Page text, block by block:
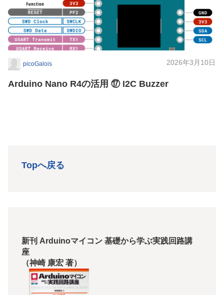
picoGalois 2026年3月10日
Arduino Nano R4の活用 ⑰ I2C Buzzer
Topへ戻る
新刊 Arduinoマイコン 基礎から学ぶ実践回路講
座
（神崎 康宏 著）